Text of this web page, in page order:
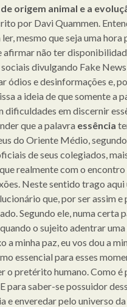
origem animal e a
por Davi Quammen.
mesmo que seja uma hora
afirmar não ter
divulgando Fake
ódios e desinformações e,
a ideia de que somente a
dificuldades em discernir
que a palavra essência
do Oriente Médio,
de seus colegiados,
realmente com o encontro
Neste sentido trago aqui
que, por ser assim e
Segundo ele, numa certa
o sujeito adentrar uma
minha paz, eu vos dou a
essencial para esses
o pretérito humano. Como é
para saber-se possuidor
e enveredar pelo universo da